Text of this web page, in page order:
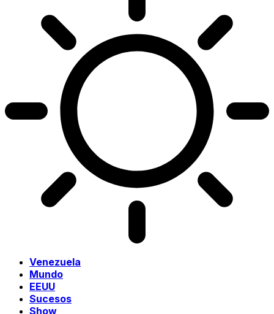
Venezuela
Mundo
EEUU
Sucesos
Show